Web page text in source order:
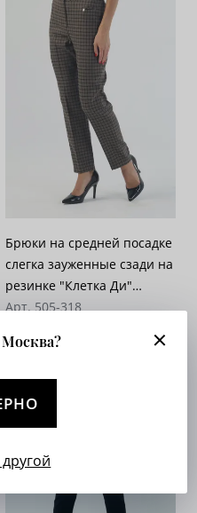
Брюки на средней посадке
слегка зауженные сзади на
резинке "Клетка Ди"
бежево-коричневые
Арт. 505-318